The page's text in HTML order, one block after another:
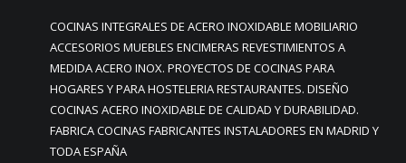
COCINAS INTEGRALES DE ACERO INOXIDABLE MOBILIARIO
ACCESORIOS MUEBLES ENCIMERAS REVESTIMIENTOS A
MEDIDA ACERO INOX. PROYECTOS DE COCINAS PARA
HOGARES Y PARA HOSTELERIA RESTAURANTES. DISEÑO
COCINAS ACERO INOXIDABLE DE CALIDAD Y DURABILIDAD.
FABRICA COCINAS FABRICANTES INSTALADORES EN MADRID Y
TODA ESPAÑA